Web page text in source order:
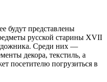
будут представлены
русской старины XVII
Среди них —
декора, текстиль, а
посетителю погрузиться в